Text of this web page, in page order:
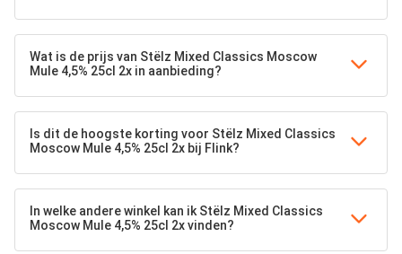
Wat is de prijs van Stëlz Mixed Classics Moscow
Mule 4,5% 25cl 2x in aanbieding?
Is dit de hoogste korting voor Stëlz Mixed Classics
Moscow Mule 4,5% 25cl 2x bij Flink?
In welke andere winkel kan ik Stëlz Mixed Classics
Moscow Mule 4,5% 25cl 2x vinden?